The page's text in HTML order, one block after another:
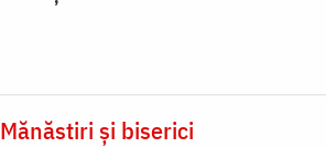
Mănăstiri și biserici